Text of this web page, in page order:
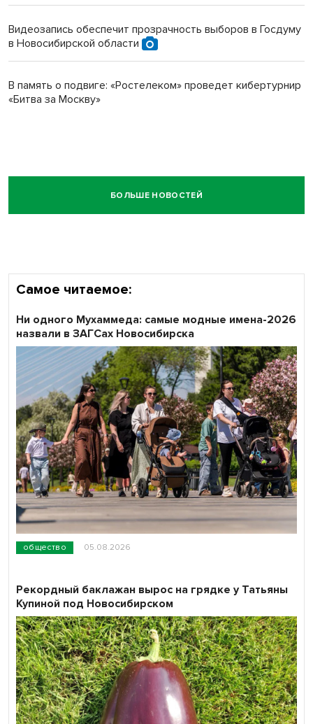
Видеозапись обеспечит прозрачность выборов в Госдуму
в Новосибирской области
В память о подвиге: «Ростелеком» проведет кибертурнир
«Битва за Москву»
БОЛЬШЕ НОВОСТЕЙ
Самое читаемое:
общество 05.08.2026
Ни одного Мухаммеда: самые модные имена-2026
назвали в ЗАГСах Новосибирска
Рекордный баклажан вырос на грядке у Татьяны
Купиной под Новосибирском